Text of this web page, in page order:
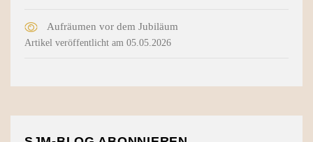
Aufräumen vor dem Jubiläum
Artikel veröffentlicht am 05.05.2026